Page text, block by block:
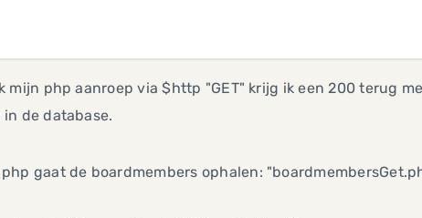
mijn php aanroep via $http "GET" krijg ik een 200 terug
in de database.
gaat de boardmembers ophalen: